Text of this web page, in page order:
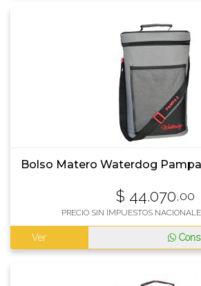
Bolso Matero Waterdog Pampa
$ 44.070,00
PRECIO SIN IMPUESTOS
Ver